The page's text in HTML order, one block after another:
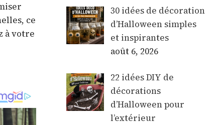
ce
à votre
30 idées de décoration
d’Halloween simples
et inspirantes
août 6, 2026
22 idées DIY de
décorations
d’Halloween pour
l’extérieur